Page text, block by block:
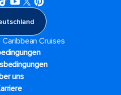
Cruises
uns